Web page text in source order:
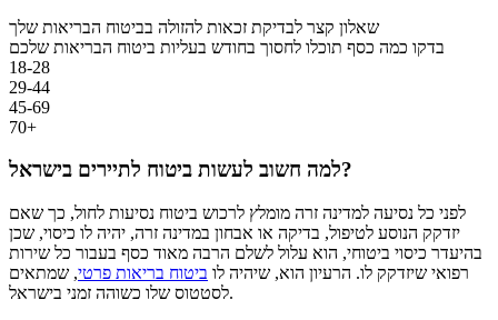
שאלון קצר לבדיקת זכאות להזולה בביטוח הבריאות שלך
בדקו כמה כסף תוכלו לחסוך בחודש בעליות ביטוח הבריאות שלכם
18-28
29-44
45-69
70+
למה חשוב לעשות ביטוח לתיירים בישראל?
לפני כל נסיעה למדינה זרה מומלץ לרכוש ביטוח נסיעות לחול, כך שאם
יזדקק הנוסע לטיפול, בדיקה או אבחון במדינה זרה, יהיה לו כיסוי, שכן
בהיעדר כיסוי ביטוחי, הוא עלול לשלם הרבה מאוד כסף בעבור כל שירות
רפואי שיזדקק לו. הרעיון הוא, שיהיה לו ביטוח בריאות פרטי, שמתאים
לסטטוס שלו כשוהה זמני בישראל.